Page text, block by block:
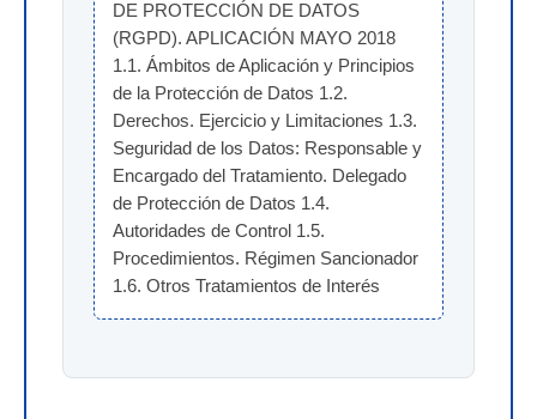
DE PROTECCIÓN DE DATOS
(RGPD). APLICACIÓN MAYO 2018
1.1. Ámbitos de Aplicación y Principios
de la Protección de Datos 1.2.
Derechos. Ejercicio y Limitaciones 1.3.
Seguridad de los Datos: Responsable y
Encargado del Tratamiento. Delegado
de Protección de Datos 1.4.
Autoridades de Control 1.5.
Procedimientos. Régimen Sancionador
1.6. Otros Tratamientos de Interés